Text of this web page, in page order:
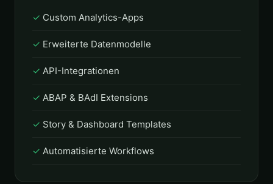
Custom Analytics-Apps
Erweiterte Datenmodelle
API-Integrationen
ABAP & BAdI Extensions
Story & Dashboard Templates
Automatisierte Workflows